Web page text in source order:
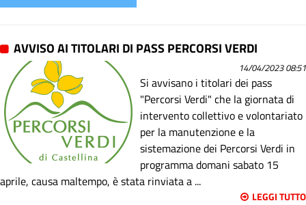
AVVISO AI TITOLARI DI PASS PERCORSI VERDI
14/04/2023 08:51
Si avvisano i titolari dei pass
"Percorsi Verdi" che la giornata di
intervento collettivo e volontariato
per la manutenzione e la
sistemazione dei Percorsi Verdi in
programma domani sabato 15
aprile, causa maltempo, è stata rinviata a ...
LEGGI TUTTO